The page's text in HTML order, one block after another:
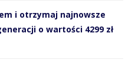
i otrzymaj najnowsze
o wartości 4299 zł